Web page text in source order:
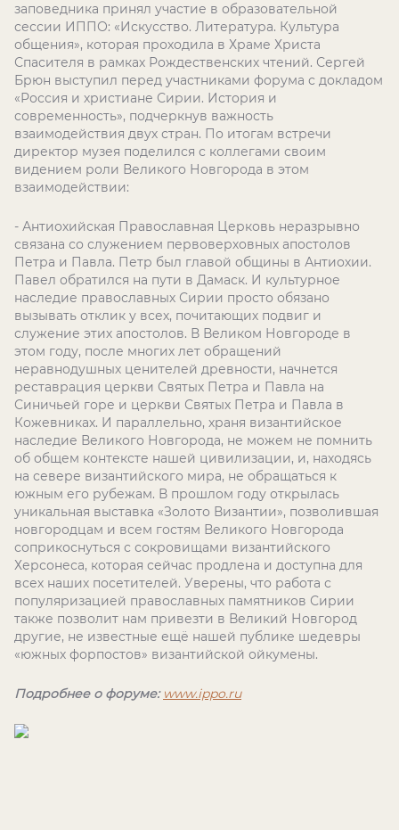
заповедника принял участие в образовательной
сессии ИППО: «Искусство. Литература. Культура
общения», которая проходила в Храме Христа
Спасителя в рамках Рождественских чтений. Сергей
Брюн выступил перед участниками форума с докладом
«Россия и христиане Сирии. История и
современность», подчеркнув важность
взаимодействия двух стран. По итогам встречи
директор музея поделился с коллегами своим
видением роли Великого Новгорода в этом
взаимодействии:
- Антиохийская Православная Церковь неразрывно
связана со служением первоверховных апостолов
Петра и Павла. Петр был главой общины в Антиохии.
Павел обратился на пути в Дамаск. И культурное
наследие православных Сирии просто обязано
вызывать отклик у всех, почитающих подвиг и
служение этих апостолов. В Великом Новгороде в
этом году, после многих лет обращений
неравнодушных ценителей древности, начнется
реставрация церкви Святых Петра и Павла на
Синичьей горе и церкви Святых Петра и Павла в
Кожевниках. И параллельно, храня византийское
наследие Великого Новгорода, не можем не помнить
об общем контексте нашей цивилизации, и, находясь
на севере византийского мира, не обращаться к
южным его рубежам. В прошлом году открылась
уникальная выставка «Золото Византии», позволившая
новгородцам и всем гостям Великого Новгорода
соприкоснуться с сокровищами византийского
Херсонеса, которая сейчас продлена и доступна для
всех наших посетителей. Уверены, что работа с
популяризацией православных памятников Сирии
также позволит нам привезти в Великий Новгород
другие, не известные ещё нашей публике шедевры
«южных форпостов» византийской ойкумены.
Подробнее о форуме: www.ippo.ru